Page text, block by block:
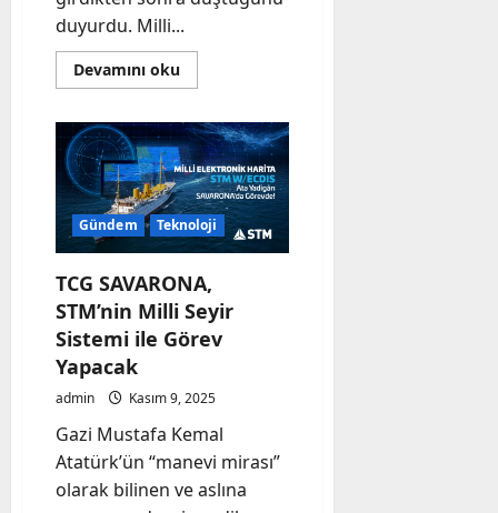
duyurdu. Milli...
Devamını okuRead
more
Acı
Haber:
Askeri
Uçağımız
Düştü!
Gündem Teknoloji
TCG SAVARONA,
STM’nin Milli Seyir
Sistemi ile Görev
Yapacak
admin Kasım 9, 2025
Gazi Mustafa Kemal
Atatürk’ün “manevi mirası”
olarak bilinen ve aslına